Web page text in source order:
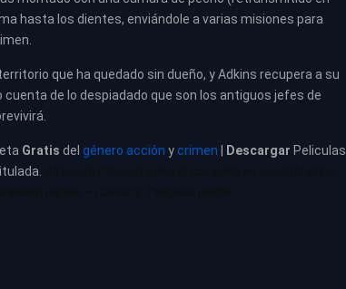
hasta los dientes, enviándole a varias misiones para
que ha quedado sin dueño, y Adkins recupera a su
cuenta de lo despiadado que son los antiguos jefes de
Gratis del género acción ycrimen Descargar Peliculas